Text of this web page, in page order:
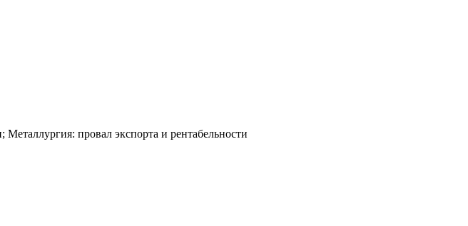
провал экспорта и рентабельности